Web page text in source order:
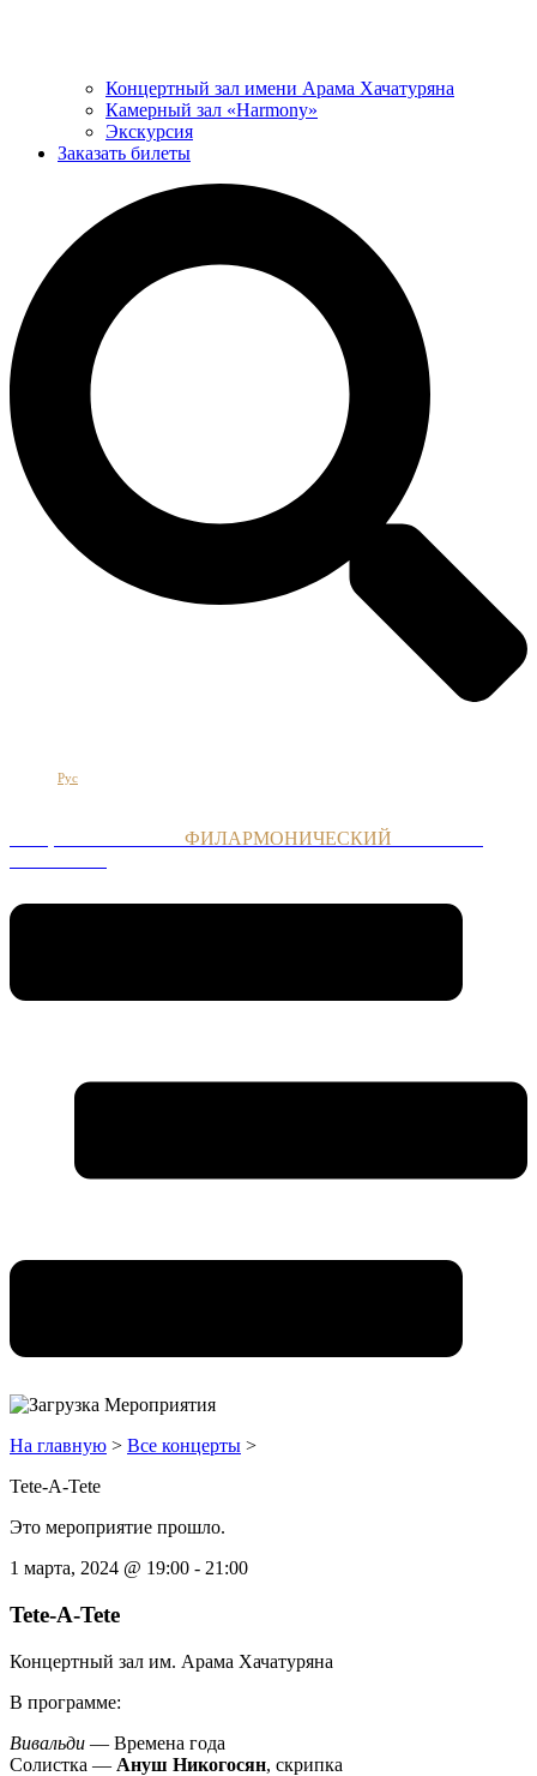
Концертный зал имени Арама Хачатуряна
Камерный зал «Harmony»
Экскурсия
Заказать билеты
Рус
ФИЛАРМОНИЧЕСКИЙ
На главную > Все концерты >
Tete-A-Tete
Это мероприятие прошло.
1 марта, 2024 @ 19:00 - 21:00
Tete-A-Tete
Концертный зал им. Арама Хачатуряна
В программе:
Вивальди — Времена года
Солистка — Ануш Никогосян, скрипка